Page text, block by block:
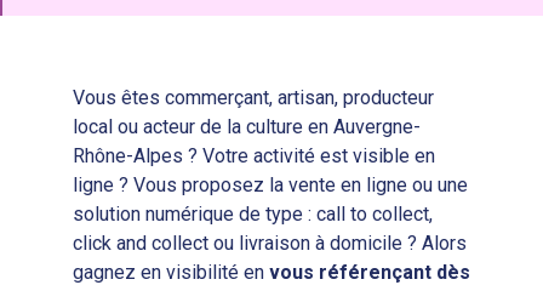
Vous êtes commerçant, artisan, producteur
local ou acteur de la culture en Auvergne-
Rhône-Alpes ? Votre activité est visible en
ligne ? Vous proposez la vente en ligne ou une
solution numérique de type : call to collect,
click and collect ou livraison à domicile ? Alors
gagnez en visibilité en vous référençant dès